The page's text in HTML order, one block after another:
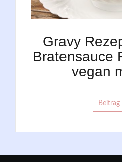
Gravy
Bratensauce
vegan
Beitrag